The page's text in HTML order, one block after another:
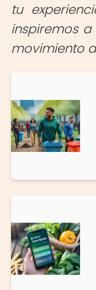
tu
inspiremos
movimiento